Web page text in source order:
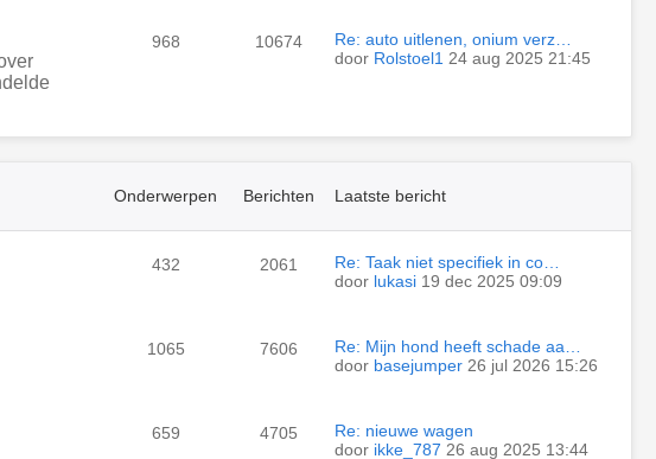
968 10674
Re: auto uitlenen, onium verz…
door Rolstoel1 24 aug 2025 21:45
Onderwerpen Berichten Laatste bericht
432 2061
Re: Taak niet specifiek in co…
door lukasi 19 dec 2025 09:09
1065 7606
Re: Mijn hond heeft schade aa…
door basejumper 26 jul 2026 15:26
659 4705
Re: nieuwe wagen
door ikke_787 26 aug 2025 13:44